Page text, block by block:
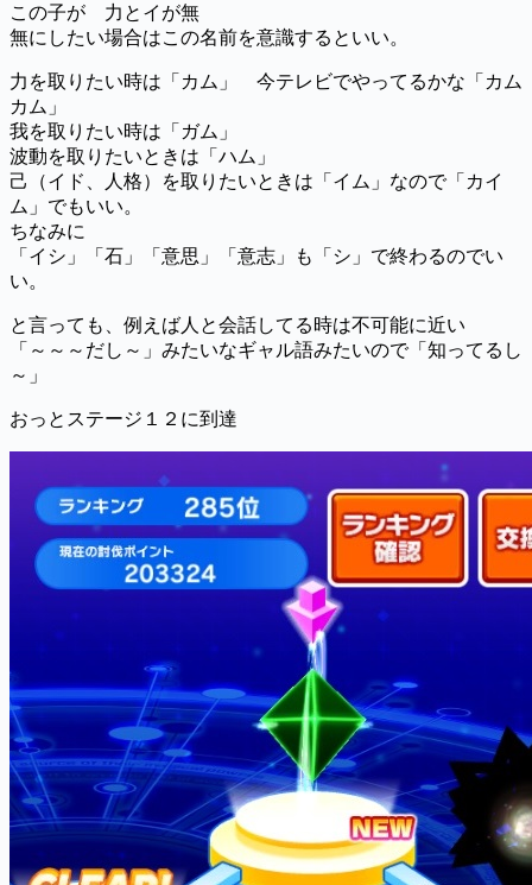
この子が 力とイが無
無にしたい場合はこの名前を意識するといい。
力を取りたい時は「カム」 今テレビでやってるかな「カム
カム」
我を取りたい時は「ガム」
波動を取りたいときは「ハム」
己（イド、人格）を取りたいときは「イム」なので「カイ
ム」でもいい。
ちなみに
「イシ」「石」「意思」「意志」も「シ」で終わるのでい
い。
と言っても、例えば人と会話してる時は不可能に近い
「～～～だし～」みたいなギャル語みたいので「知ってるし
～」
おっとステージ１２に到達